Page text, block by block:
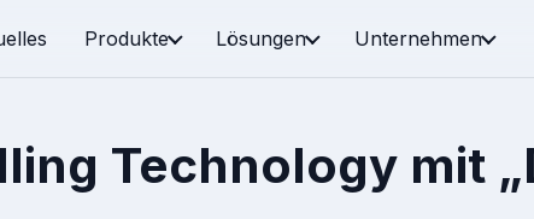
Produkte Lösungen Unternehmen
Technology mit